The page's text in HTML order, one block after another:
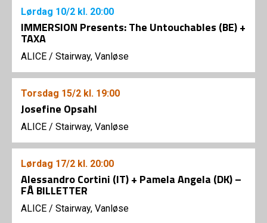
Lørdag 10/2 kl. 20:00
IMMERSION Presents: The Untouchables (BE) +
TAXA
ALICE / Stairway, Vanløse
Torsdag 15/2 kl. 19:00
Josefine Opsahl
ALICE / Stairway, Vanløse
Lørdag 17/2 kl. 20:00
Alessandro Cortini (IT) + Pamela Angela (DK) –
FÅ BILLETTER
ALICE / Stairway, Vanløse